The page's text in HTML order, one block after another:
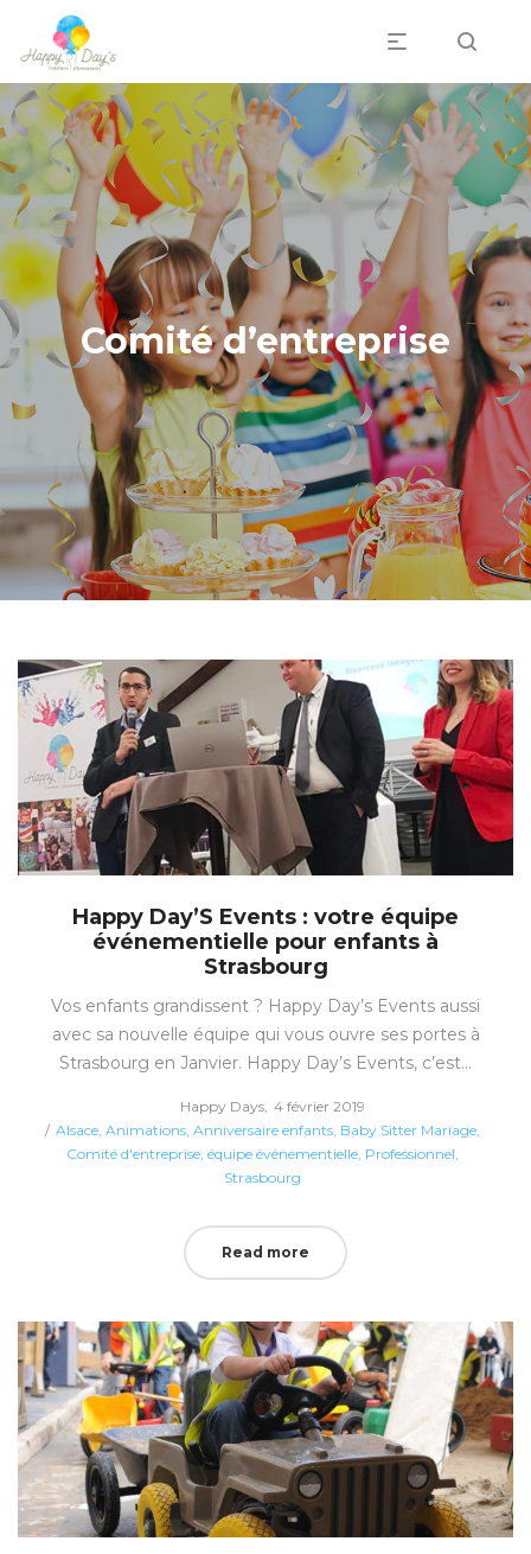
Comité d’entreprise
Happy Day’S Events : votre équipe
événementielle pour enfants à
Strasbourg
Vos enfants grandissent ? Happy Day’s Events aussi
avec sa nouvelle équipe qui vous ouvre ses portes à
Strasbourg en Janvier. Happy Day’s Events, c’est…
Happy Days Posted
on
4 février 2019
Posted
Alsace Animations Anniversaire enfants Baby Sitter Mariage
Comité d'entreprise équipe événementielle Professionnel
Strasbourg
Read more